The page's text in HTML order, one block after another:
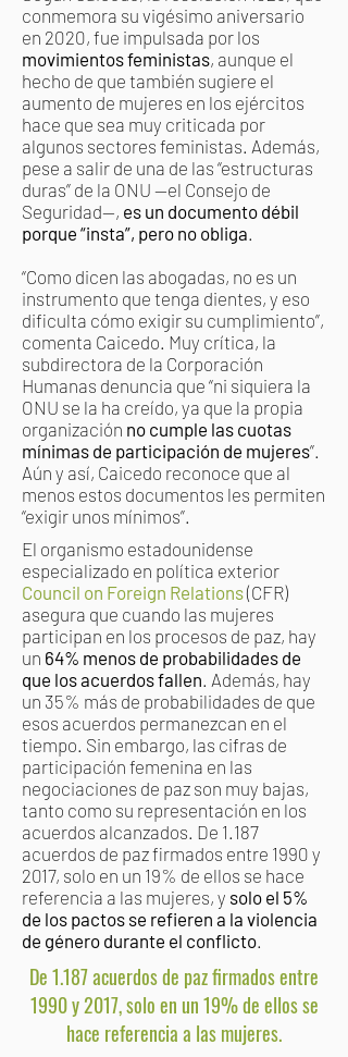
De 1.187 acuerdos de paz firmados entre
1990 y 2017, solo en un 19% de ellos se
hace referencia a las mujeres.
El organismo estadounidense
especializado en política exterior
Council on Foreign Relations(CFR)
asegura que cuando las mujeres
participan en los procesos de paz, hay
un 64% menos de probabilidades de
que los acuerdos fallen. Además, hay
un 35% más de probabilidades de que
esos acuerdos permanezcan en el
tiempo. Sin embargo, las cifras de
participación femenina en las
negociaciones de paz son muy bajas,
tanto como su representación en los
acuerdos alcanzados. De 1.187
acuerdos de paz firmados entre 1990 y
2017, solo en un 19% de ellos se hace
referencia a las mujeres, y solo el 5%
de los pactos se refieren a la violencia
de género durante el conflicto.
conmemora su vigésimo aniversario
en 2020, fue impulsada por los
movimientos feministas, aunque el
hecho de que también sugiere el
aumento de mujeres en los ejércitos
hace que sea muy criticada por
algunos sectores feministas. Además,
pese a salir de una de las “estructuras
duras” de la ONU —el Consejo de
Seguridad—, es un documento débil
porque “insta”, pero no obliga.
“Como dicen las abogadas, no es un
instrumento que tenga dientes, y eso
dificulta cómo exigir su cumplimiento”,
comenta Caicedo. Muy crítica, la
subdirectora de la Corporación
Humanas denuncia que “ni siquiera la
ONU se la ha creído, ya que la propia
organización no cumple las cuotas
mínimas de participación de mujeres”.
Aún y así, Caicedo reconoce que al
menos estos documentos les permiten
“exigir unos mínimos”.